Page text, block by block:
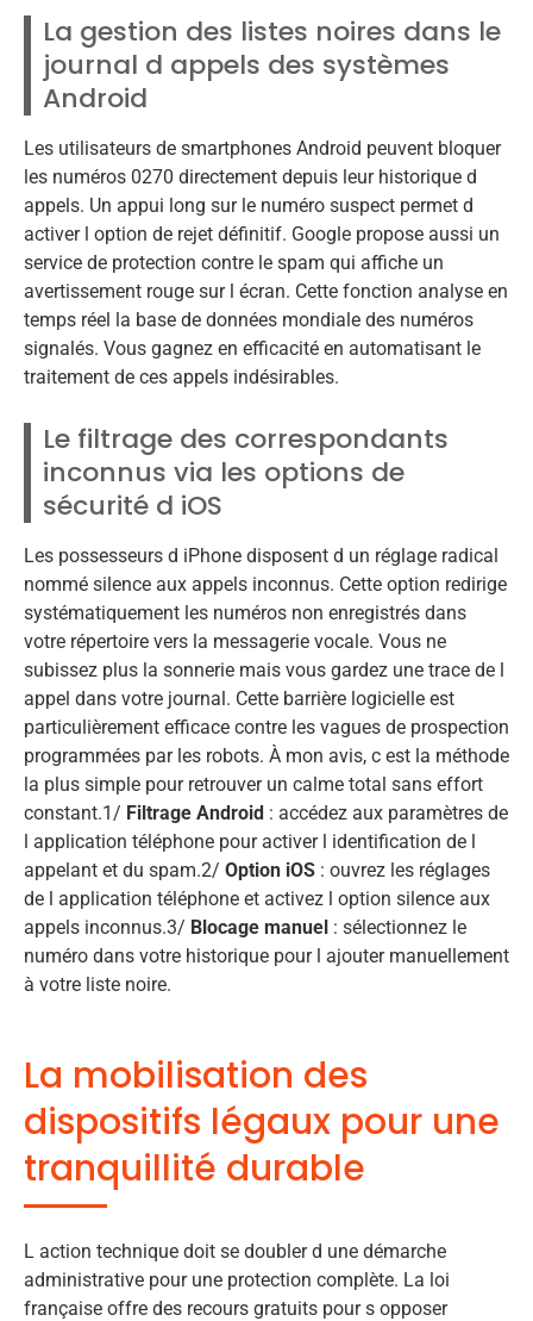
La gestion des listes noires dans le
journal d appels des systèmes
Android
Les utilisateurs de smartphones Android peuvent bloquer
les numéros 0270 directement depuis leur historique d
appels. Un appui long sur le numéro suspect permet d
activer l option de rejet définitif. Google propose aussi un
service de protection contre le spam qui affiche un
avertissement rouge sur l écran. Cette fonction analyse en
temps réel la base de données mondiale des numéros
signalés. Vous gagnez en efficacité en automatisant le
traitement de ces appels indésirables.
Le filtrage des correspondants
inconnus via les options de
sécurité d iOS
Les possesseurs d iPhone disposent d un réglage radical
nommé silence aux appels inconnus. Cette option redirige
systématiquement les numéros non enregistrés dans
votre répertoire vers la messagerie vocale. Vous ne
subissez plus la sonnerie mais vous gardez une trace de l
appel dans votre journal. Cette barrière logicielle est
particulièrement efficace contre les vagues de prospection
programmées par les robots. À mon avis, c est la méthode
la plus simple pour retrouver un calme total sans effort
constant.1/ Filtrage Android : accédez aux paramètres de
l application téléphone pour activer l identification de l
appelant et du spam.2/ Option iOS : ouvrez les réglages
de l application téléphone et activez l option silence aux
appels inconnus.3/ Blocage manuel : sélectionnez le
numéro dans votre historique pour l ajouter manuellement
à votre liste noire.
La mobilisation des
dispositifs légaux pour une
tranquillité durable
L action technique doit se doubler d une démarche
administrative pour une protection complète. La loi
française offre des recours gratuits pour s opposer